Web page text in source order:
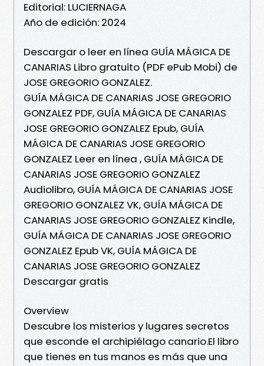
Editorial: LUCIERNAGA
Año de edición: 2024
Descargar o leer en línea GUÍA MÁGICA DE
CANARIAS Libro gratuito (PDF ePub Mobi) de
JOSE GREGORIO GONZALEZ.
GUÍA MÁGICA DE CANARIAS JOSE GREGORIO
GONZALEZ PDF, GUÍA MÁGICA DE CANARIAS
JOSE GREGORIO GONZALEZ Epub, GUÍA
MÁGICA DE CANARIAS JOSE GREGORIO
GONZALEZ Leer en línea , GUÍA MÁGICA DE
CANARIAS JOSE GREGORIO GONZALEZ
Audiolibro, GUÍA MÁGICA DE CANARIAS JOSE
GREGORIO GONZALEZ VK, GUÍA MÁGICA DE
CANARIAS JOSE GREGORIO GONZALEZ Kindle,
GUÍA MÁGICA DE CANARIAS JOSE GREGORIO
GONZALEZ Epub VK, GUÍA MÁGICA DE
CANARIAS JOSE GREGORIO GONZALEZ
Descargar gratis
Overview
Descubre los misterios y lugares secretos
que esconde el archipiélago canario.El libro
que tienes en tus manos es más que una